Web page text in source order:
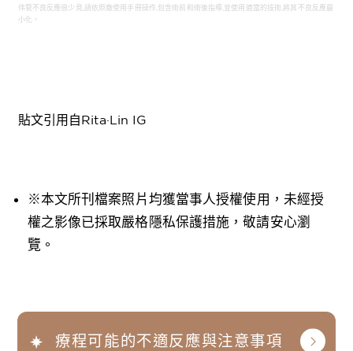
伟管不良反應很少見,請依原廠使用手冊操作,包含術前和術後指導,並使用適當的技術,將其不良反應最
小化。
貼文引用自Rita·Lin IG
※本文所刊檔案照片均獲當事人授權使用，未經授
權之影像已採取嚴格隱私保護措施，敬請安心瀏
覽。
療程可能的不適反應與注意事項